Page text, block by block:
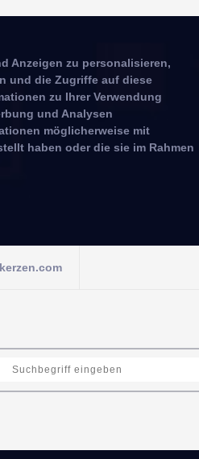
Anzeigen zu personalisieren,
und die Zugriffe auf diese
zu Ihrer Verwendung
und Analysen
möglicherweise mit
haben oder die sie im Rahmen